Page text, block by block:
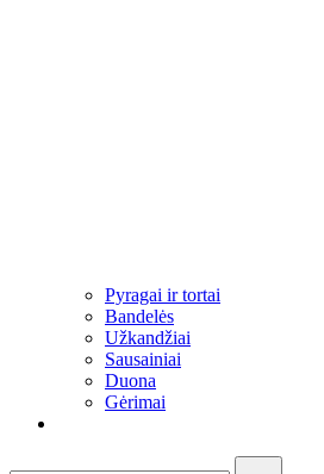
Pyragai ir tortai
Bandelės
Užkandžiai​
Sausainiai
Duona
Gėrimai